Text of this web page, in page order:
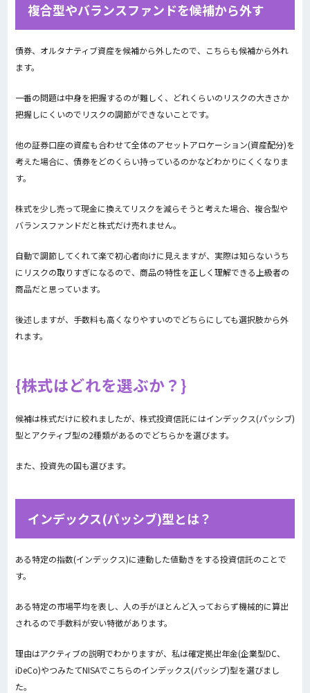
複合型やバランスファンドを候補から外す
債券、オルタナティブ資産を候補から外したので、こちらも候補から外れ
ます。
一番の問題は中身を把握するのが難しく、どれくらいのリスクの大きさか
把握しにくいのでリスクの調節ができないことです。
他の証券口座の資産も合わせて全体のアセットアロケーション(資産配分)を
考えた場合に、債券をどのくらい持っているのかなどわかりにくくなりま
す。
株式を少し売って現金に換えてリスクを減らそうと考えた場合、複合型や
バランスファンドだと株式だけ売れません。
自動で調節してくれて楽で初心者向けに見えますが、実際は知らないうち
にリスクの取りすぎになるので、商品の特性を正しく理解できる上級者の
商品だと思っています。
後述しますが、手数料も高くなりやすいのでどちらにしても選択肢から外
れます。
株式はどれを選ぶか？
候補は株式だけに絞れましたが、株式投資信託にはインデックス(パッシブ)
型とアクティブ型の2種類があるのでどちらかを選びます。
また、投資先の国も選びます。
インデックス(パッシブ)型とは？
ある特定の指数(インデックス)に連動した値動きをする投資信託のことで
す。
ある特定の市場平均を表し、人の手がほとんど入っておらず機械的に算出
されるので手数料が安い特徴があります。
理由はアクティブの説明でわかりますが、私は確定拠出年金(企業型DC、
iDeCo)やつみたてNISAでこちらのインデックス(パッシブ)型を選びまし
た。